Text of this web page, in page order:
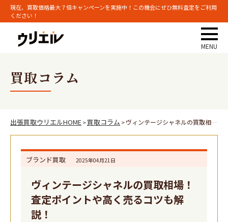
現在、買取価格最大７倍キャンペーンを実施中！この機会にぜひ無料査定をご利用
ください！
買取コラム
出張買取ウリエルHOME>買取コラム >ヴィンテージシャネルの買取相場！査定ポイントや高く売るコツも解説！
ブランド買取 2025年04月21日
ヴィンテージシャネルの買取相場！
査定ポイントや高く売るコツも解
説！